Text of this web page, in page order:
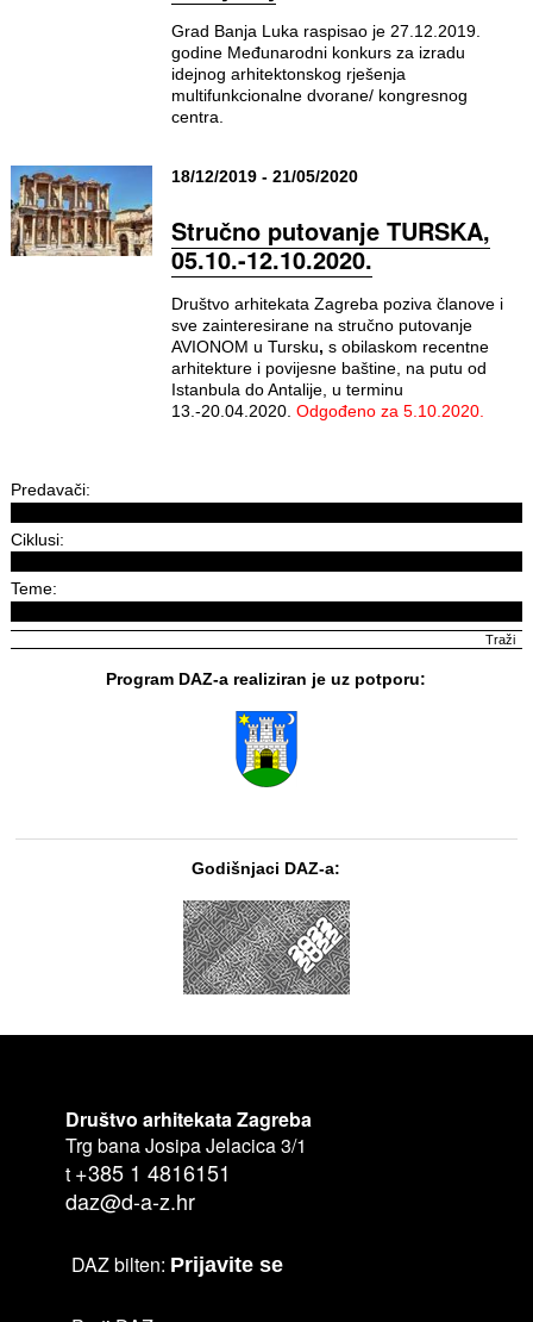
Grad Banja Luka raspisao je 27.12.2019.
godine Međunarodni konkurs za izradu
idejnog arhitektonskog rješenja
multifunkcionalne dvorane/ kongresnog
centra.
18/12/2019 - 21/05/2020
Stručno putovanje TURSKA,
05.10.-12.10.2020.
Društvo arhitekata Zagreba poziva članove i
sve zainteresirane na stručno putovanje
AVIONOM u Tursku, s obilaskom recentne
arhitekture i povijesne baštine, na putu od
Istanbula do Antalije, u terminu
13.-20.04.2020. Odgođeno za 5.10.2020.
Predavači:
Ciklusi:
Teme:
Program DAZ-a realiziran je uz potporu:
Godišnjaci DAZ-a:
Društvo arhitekata Zagreba
Trg bana Josipa Jelacica 3/1
t +385 1 4816151
daz@d-a-z.hr
DAZ bilten: Prijavite se